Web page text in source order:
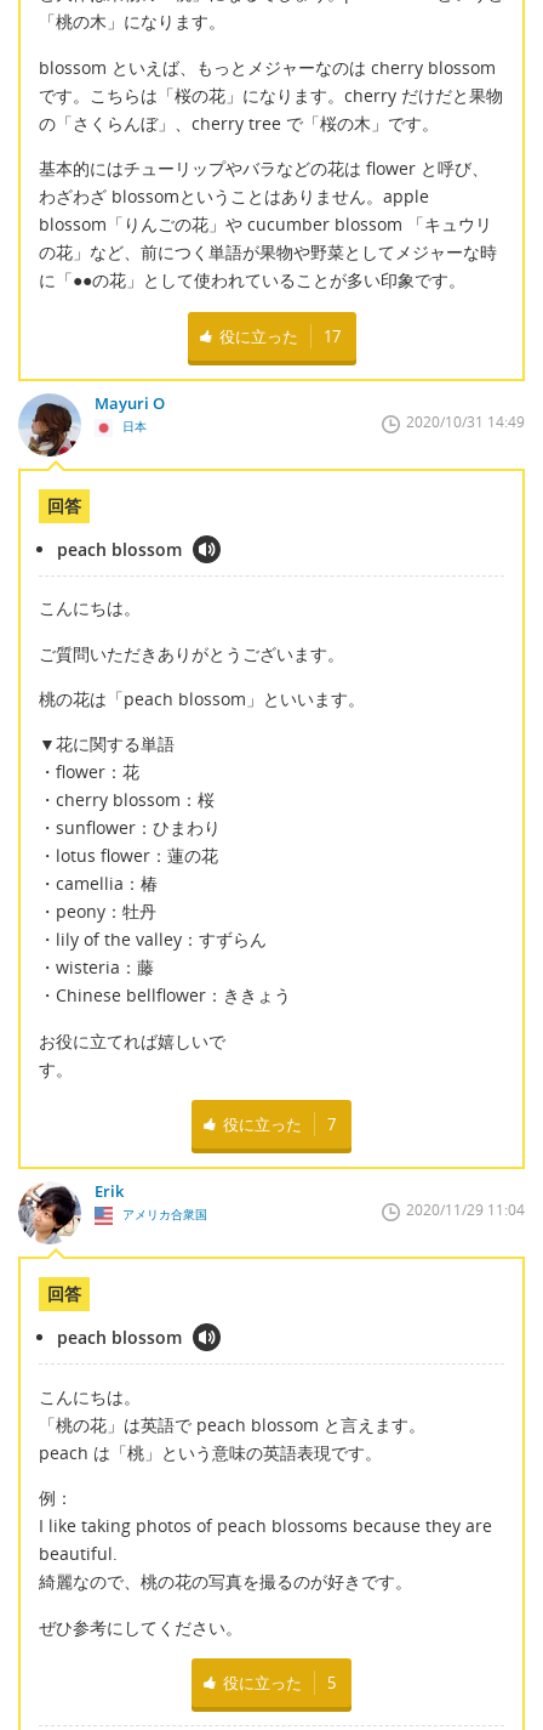
「桃の木」になります。
blossom といえば、もっとメジャーなのは cherry blossom
です。こちらは「桜の花」になります。cherry だけだと果物
の「さくらんぼ」、cherry tree で「桜の木」です。
基本的にはチューリップやバラなどの花は flower と呼び、
わざわざ blossomということはありません。apple
blossom「りんごの花」や cucumber blossom 「キュウリ
の花」など、前につく単語が果物や野菜としてメジャーな時
に「●●の花」として使われていることが多い印象です。
役に立った 17
Mayuri O
日本 2020/10/31 14:49
回答
peach blossom
こんにちは。
ご質問いただきありがとうございます。
桃の花は「peach blossom」といいます。
▼花に関する単語
・flower：花
・cherry blossom：桜
・sunflower：ひまわり
・lotus flower：蓮の花
・camellia：椿
・peony：牡丹
・lily of the valley：すずらん
・wisteria：藤
・Chinese bellflower：ききょう
お役に立てれば嬉しいで
す。
役に立った 7
Erik
アメリカ合衆国 2020/11/29 11:04
回答
peach blossom
こんにちは。
「桃の花」は英語で peach blossom と言えます。
peach は「桃」という意味の英語表現です。
例：
I like taking photos of peach blossoms because they are
beautiful.
綺麗なので、桃の花の写真を撮るのが好きです。
ぜひ参考にしてください。
役に立った 5